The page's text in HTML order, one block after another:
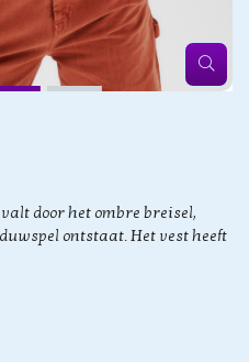
door het ombre breisel,
ontstaat. Het vest heeft